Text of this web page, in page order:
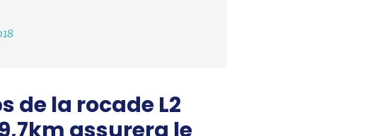
de la rocade L2